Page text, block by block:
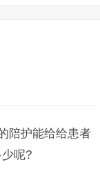
陪护能给给患者
呢?